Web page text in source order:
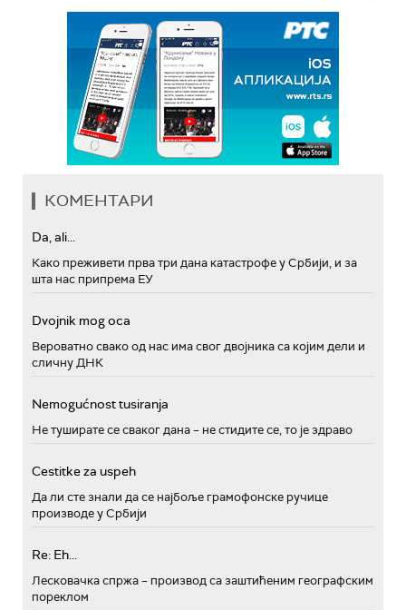
КОМЕНТАРИ
Da, ali...
Како преживети прва три дана катастрофе у Србији, и за
шта нас припрема ЕУ
Dvojnik mog oca
Вероватно свако од нас има свог двојника са којим дели и
сличну ДНК
Nemogućnost tusiranja
Не туширате се сваког дана – не стидите се, то је здраво
Cestitke za uspeh
Да ли сте знали да се најбоље грамофонске ручице
производе у Србији
Re: Eh...
Лесковачка спржа – производ са заштићеним географским
пореклом